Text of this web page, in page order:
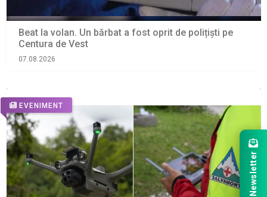
Beat la volan. Un bărbat a fost oprit de polițiști pe
Centura de Vest
07.08.2026
EVENIMENT
Newsletter